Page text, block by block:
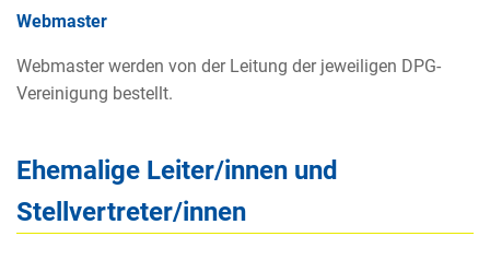
Webmaster
Webmaster werden von der Leitung der jeweiligen DPG-
Vereinigung bestellt.
Ehemalige Leiter/innen und
Stellvertreter/innen